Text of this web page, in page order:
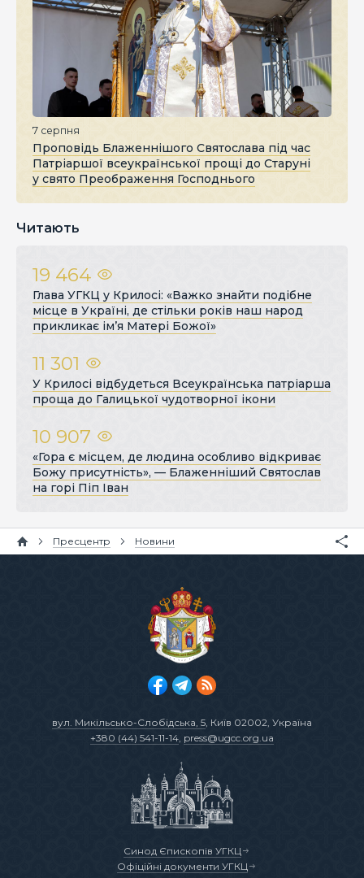
7 серпня
Проповідь Блаженнішого Святослава під час
Патріаршої всеукраїнської прощі до Старуні
у свято Преображення Господнього
Читають
19 464
Глава УГКЦ у Крилосі: «Важко знайти подібне
місце в Україні, де стільки років наш народ
прикликає ім’я Матері Божої»
11 301
У Крилосі відбудеться Всеукраїнська патріарша
проща до Галицької чудотворної ікони
10 907
«Гора є місцем, де людина особливо відкриває
Божу присутність», — Блаженніший Святослав
на горі Піп Іван
Пресцентр Новини
вул. Микільсько-Слобідська, 5, Київ 02002, Україна
+380 (44) 541-11-14, press@ugcc.org.ua
Синод Єпископів УГКЦ
Офіційні документи УГКЦ